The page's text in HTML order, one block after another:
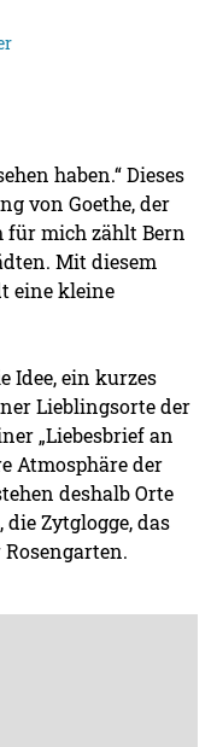
haben.“ Dieses
von Goethe, der
für mich zählt Bern
Mit diesem
eine kleine
Idee, ein kurzes
Lieblingsorte der
„Liebesbrief an
Atmosphäre der
deshalb Orte
Zytglogge, das